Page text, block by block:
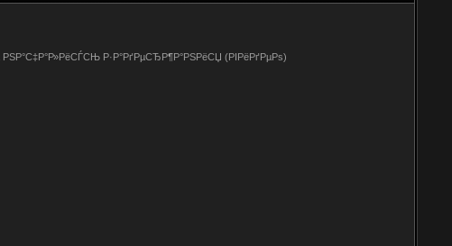
Р·Р°РґРµСЂР¶Р°РЅРёСЏ (РІРёРґРµРѕ)